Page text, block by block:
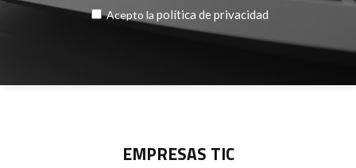
Acepto la política de privacidad
EMPRESAS TIC